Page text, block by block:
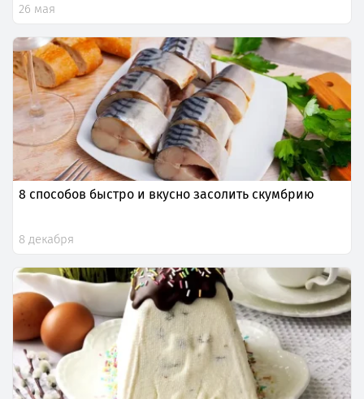
26 мая
8 способов быстро и вкусно засолить скумбрию
8 декабря